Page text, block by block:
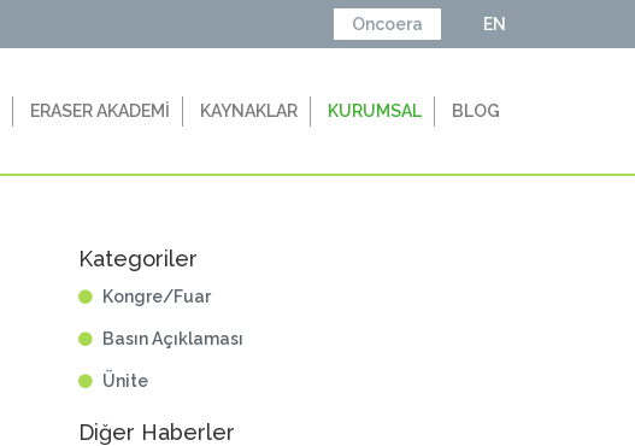
Oncoera EN
ERASER AKADEMİ KAYNAKLAR KURUMSAL BLOG
Kategoriler
Kongre/Fuar
Basın Açıklaması
Ünite
Diğer Haberler